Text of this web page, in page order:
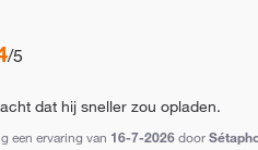
/5
dat hij sneller zou opladen.
een ervaring van 16-7-2026 door